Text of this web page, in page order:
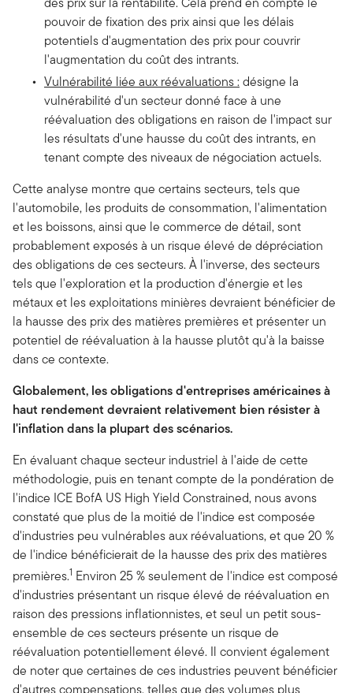
pouvoir de fixation des prix ainsi que les délais
potentiels d'augmentation des prix pour couvrir
l'augmentation du coût des intrants.
Vulnérabilité liée aux réévaluations :désigne la
vulnérabilité d'un secteur donné face à une
réévaluation des obligations en raison de l'impact sur
les résultats d'une hausse du coût des intrants, en
tenant compte des niveaux de négociation actuels.
Cette analyse montre que certains secteurs, tels que
l'automobile, les produits de consommation, l'alimentation
et les boissons, ainsi que le commerce de détail, sont
probablement exposés à un risque élevé de dépréciation
des obligations de ces secteurs. À l'inverse, des secteurs
tels que l'exploration et la production d'énergie et les
métaux et les exploitations minières devraient bénéficier de
la hausse des prix des matières premières et présenter un
potentiel de réévaluation à la hausse plutôt qu'à la baisse
dans ce contexte.
Globalement, les obligations d'entreprises américaines à
haut rendement devraient relativement bien résister à
l'inflation dans la plupart des scénarios.
En évaluant chaque secteur industriel à l'aide de cette
méthodologie, puis en tenant compte de la pondération de
l'indice ICE BofA US High Yield Constrained, nous avons
constaté que plus de la moitié de l'indice est composée
d'industries peu vulnérables aux réévaluations, et que 20 %
de l'indice bénéficierait de la hausse des prix des matières
premières.1 Environ 25 % seulement de l'indice est composé
d'industries présentant un risque élevé de réévaluation en
raison des pressions inflationnistes, et seul un petit sous-
ensemble de ces secteurs présente un risque de
réévaluation potentiellement élevé. Il convient également
de noter que certaines de ces industries peuvent bénéficier